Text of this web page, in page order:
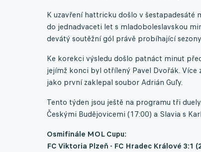
K uzavření hattricku došlo v
do jednadvaceti let s mladoboleslavskou
devátý soutěžní gól právě probíhající
Ke korekci výsledu došlo patnáct minut
jejímž konci byl otřílený Pavel Dvořák. Více
jako první zaklepal soubor Adrián Guľy.
Tento týden jsou ještě na programu tři
Českými Budějovicemi (17:00) a Slavia s
Osmifinále MOL Cupu:
FC Viktoria Plzeň - FC Hradec Králové 3:1